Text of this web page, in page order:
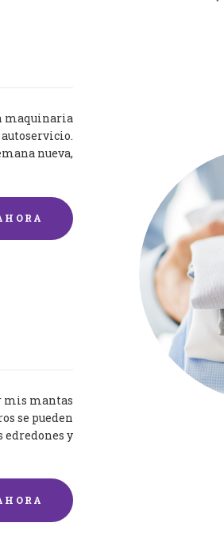
maquinaria
nueva,
mis mantas
se pueden
edredones y